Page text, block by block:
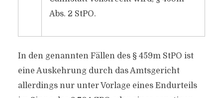
Abs. 2 StPO.
In den genannten Fällen des § 459m StPO ist
eine Auskehrung durch das Amtsgericht
allerdings nur unter Vorlage eines Endurteils